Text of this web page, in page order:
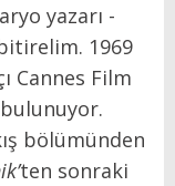
yazarı -
1969
Cannes Film
bölümünden
ten sonraki